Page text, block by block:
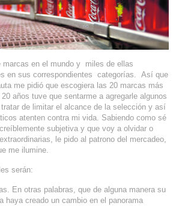
DE CONTENIDOS
DE PRODUCTOS
Y EMPRESAS
marcas en el mundo y miles de ellas
en sus correspondientes categorías. Así que
me pidió que escogiera las 20 marcas más
años tuve que sentarme a agregarle algunos
de limitar el alcance de la selección y así
atenten contra mi vida. Sabiendo como sé
subjetiva y que voy a olvidar o
le pido al patrono del mercadeo,
me ilumine.
serán:
En otras palabras, que de alguna manera su
haya creado un cambio en el panorama